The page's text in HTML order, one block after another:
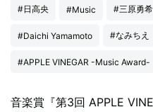
#日高央 #Music #三原勇希
#Daichi Yamamoto #なみちえ
#APPLE VINEGAR -Music Award-
音楽賞『第3回 APPLE